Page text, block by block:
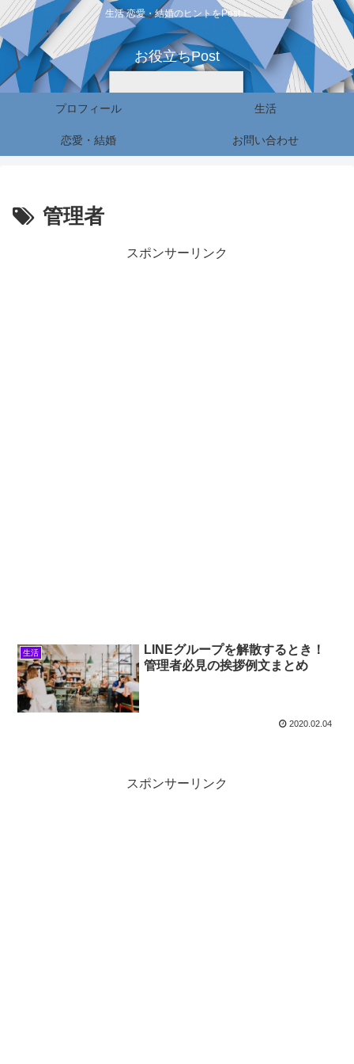
生活 恋愛・結婚のヒントをPost！
お役立ちPost
プロフィール 生活
恋愛・結婚 お問い合わせ
管理者
スポンサーリンク
生活
LINEグループを解散するとき！
管理者必見の挨拶例文まとめ
2020.02.04
スポンサーリンク